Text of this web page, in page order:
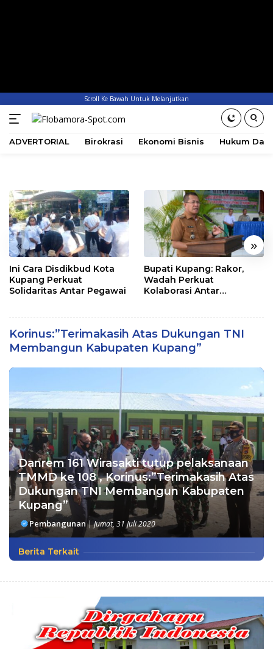
Scroll Ke Bawah Untuk Melanjutkan
ADVERTORIAL Birokrasi Ekonomi Bisnis Hukum
« »
Ini Cara Disdikbud Kota
Kupang Perkuat
Solidaritas Antar Pegawai
Bupati Kupang: Rakor,
Wadah Perkuat
Kolaborasi Antar
Korinus:”Terimakasih Atas Dukungan TNI
Membangun Kabupaten Kupang”
Danrem 161 Wirasakti tutup pelaksanaan
TMMD ke 108 , Korinus:”Terimakasih Atas
Dukungan TNI Membangun Kabupaten
Kupang”
Pembangunan|Jumat, 31 Juli 2020
Berita Terkait